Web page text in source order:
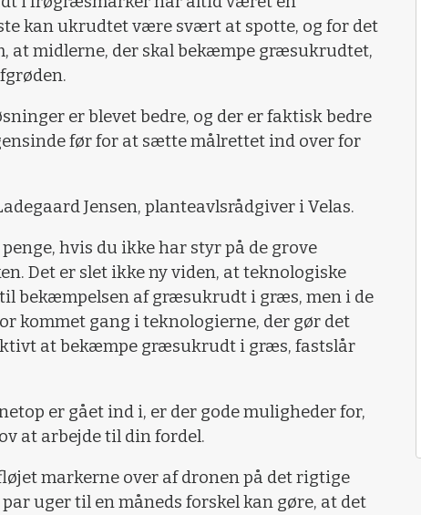
kan ukrudtet være svært at spotte, og for det
at midlerne, der skal bekæmpe græsukrudtet,
er blevet bedre, og der er faktisk bedre
før for at sætte målrettet ind over for
Jensen, planteavlsrådgiver i Velas.
hvis du ikke har styr på de grove
Det er slet ikke ny viden, at teknologiske
bekæmpelsen af græsukrudt i græs, men i de
kommet gang i teknologierne, der gør det
at bekæmpe græsukrudt i græs, fastslår
er gået ind i, er der gode muligheder for,
at arbejde til din fordel.
markerne over af dronen på det rigtige
uger til en måneds forskel kan gøre, at det